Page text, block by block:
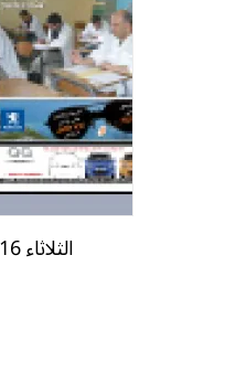
الثلاثاء 16 جوان 2009